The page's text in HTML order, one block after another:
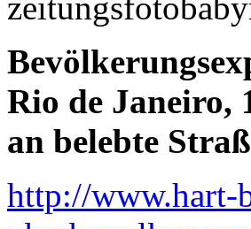
Rio de Janeiro,
an belebte
http://www.hart-